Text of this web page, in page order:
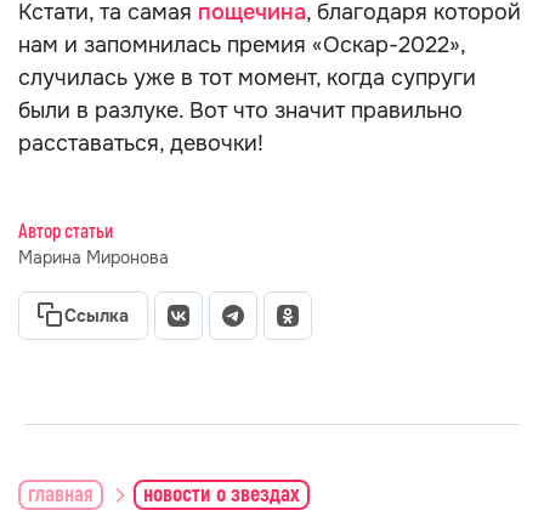
Кстати, та самая пощечина, благодаря которой
нам и запомнилась премия «Оскар-2022»,
случилась уже в тот момент, когда супруги
были в разлуке. Вот что значит правильно
расставаться, девочки!
Автор статьи
Марина Миронова
Ссылка
главная новости о звездах